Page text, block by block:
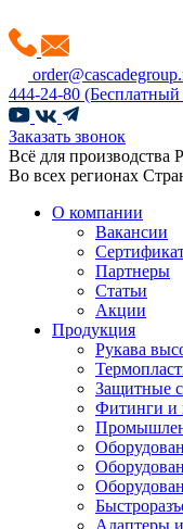
444-24-80
Заказать звонок
Всё для производства
Во всех регионах
О компании
Вакансии
Партнеры
Статьи
Акции
Продукция
Рукава
Защитные
Фитинги и
Адаптеры